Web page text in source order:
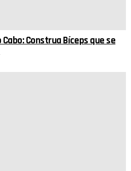
Construa Bíceps que se